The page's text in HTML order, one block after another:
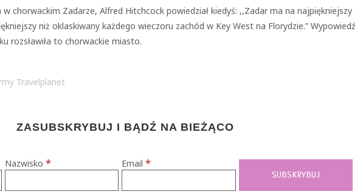
chorwackim Zadarze, Alfred Hitchcock powiedział kiedyś: ,,Zadar ma na najpiękniejszy
niż oklaskiwany każdego wieczoru zachód w Key West na Florydzie.” Wypowiedź
rozsławiła to chorwackie miasto.
Travelplanet
ZASUBSKRYBUJ I BĄDŹ NA BIEŻĄCO
Nazwisko* Email*